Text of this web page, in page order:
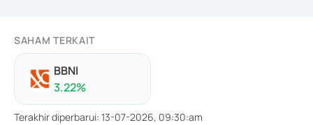
SAHAM TERKAIT
BBNI
3.22%
Terakhir diperbarui: 13-07-2026, 09:30:am